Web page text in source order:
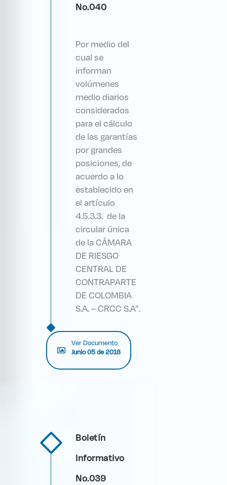
No.040
Por medio del
cual se
informan
volúmenes
medio diarios
considerados
para el cálculo
de las garantías
por grandes
posiciones, de
acuerdo a lo
establecido en
el artículo
4.5.3.3. de la
circular única
de la CÁMARA
DE RIESGO
CENTRAL DE
CONTRAPARTE
DE COLOMBIA
S.A. – CRCC S.A”.
Ver Documento
Junio 05 de 2018
Boletín
Informativo
No.039